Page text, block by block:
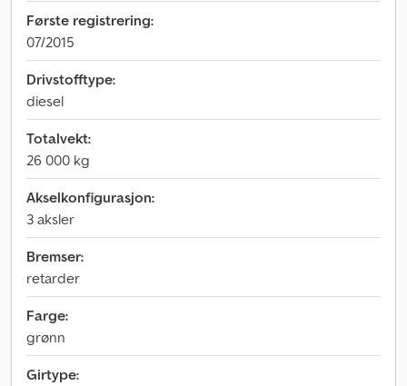
Første registrering:
07/2015
Drivstofftype:
diesel
Totalvekt:
26 000 kg
Akselkonfigurasjon:
3 aksler
Bremser:
retarder
Farge:
grønn
Girtype: